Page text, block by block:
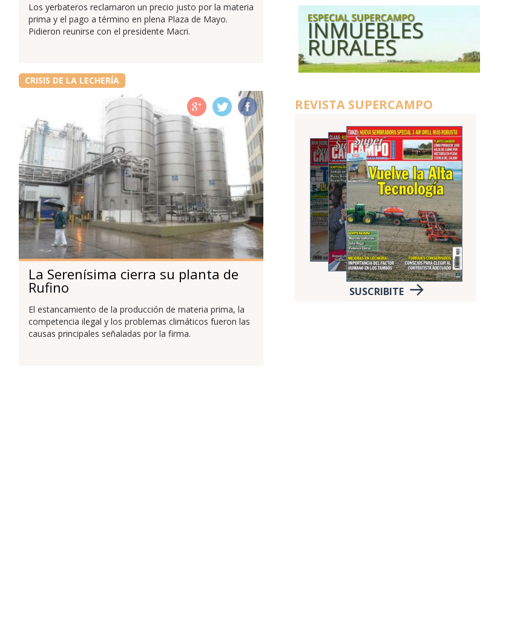
Los yerbateros reclamaron un precio justo por la materia
prima y el pago a término en plena Plaza de Mayo.
Pidieron reunirse con el presidente Macri.
CRISIS DE LA LECHERÍA
La Serenísima cierra su planta de
Rufino
El estancamiento de la producción de materia prima, la
competencia ilegal y los problemas climáticos fueron las
causas principales señaladas por la firma.
REVISTA SUPERCAMPO
SUSCRIBITE